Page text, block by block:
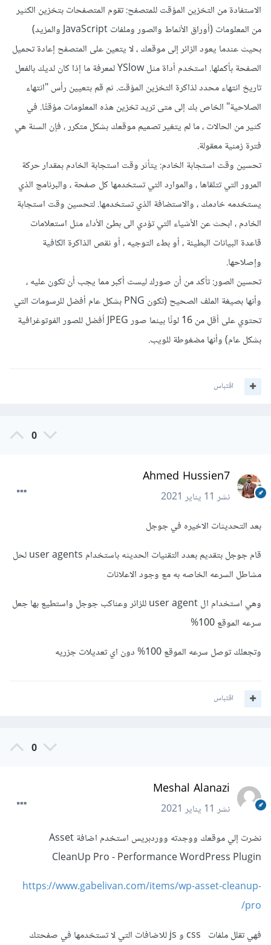
الاستفادة من التخزين المؤقت للمتصفح: تقوم المتصفحات بتخزين الكثير
من المعلومات (أوراق الأنماط والصور وملفات JavaScript والمزيد)
بحيث عندما يعود الزائر إلى موقعك ، لا يتعين على المتصفح إعادة تحميل
الصفحة بأكملها. استخدم أداة مثل YSlow لمعرفة ما إذا كان لديك بالفعل
تاريخ انتهاء محدد لذاكرة التخزين المؤقت. ثم قم بتعيين رأس "انتهاء
الصلاحية" الخاص بك إلى متى تريد تخزين هذه المعلومات مؤقتًا. في
كثير من الحالات ، ما لم يتغير تصميم موقعك بشكل متكرر ، فإن السنة هي
فترة زمنية معقولة.
تحسين وقت استجابة الخادم: يتأثر وقت استجابة الخادم بمقدار حركة
المرور التي تتلقاها ، والموارد التي تستخدمها كل صفحة ، والبرنامج الذي
يستخدمه خادمك ، والاستضافة الذي تستخدمها. لتحسين وقت استجابة
الخادم ، ابحث عن الأشياء التي تؤدي الى بطئ الأداء مثل استعلامات
قاعدة البيانات البطيئة ، أو بطء التوجيه ، أو نقص الذاكرة الكافية
وإصلاحها.
تحسين الصور: تأكد من أن صورك ليست أكبر مما يجب أن تكون عليه ،
وأنها بصيغة الملف الصحيح (تكون PNG بشكل عام أفضل للرسومات التي
تحتوي على أقل من 16 لونًا بينما صور JPEG أفضل للصور الفوتوغرافية
بشكل عام) وأنها مضغوطة للويب.
اقتباس
0
Ahmed Hussien7
نشر11 يناير 2021
بعد التحديثات الاخيره في جوجل
قام جوجل بتقديم بعدد التقنيات الحديثه باستخدام user agents لحل
مشاطل السرعه الخاصه به مع وجود الاعلانات
وهي استخدام ال user agent للزائر وعناكب جوجل واستطيع بها جعل
سرعه الموقع 100%
وتجعلك توصل سرعه الموقع 100% دون اي تعديلات جزريه
اقتباس
0
Meshal Alanazi
نشر11 يناير 2021
نضرت إلي موقعك ووجدته ووردبريس استخدم اضافة Asset
CleanUp Pro - Performance WordPress Plugin
https://www.gabelivan.com/items/wp-asset-cleanup-
pro/
فهي تقلل ملفات css و js للاضافات التي لا تستخدمها في صفحتك